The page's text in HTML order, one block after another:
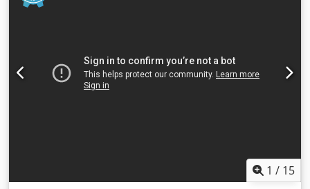
cutting device Delivery and Plus Stacker with roller
1 / 15